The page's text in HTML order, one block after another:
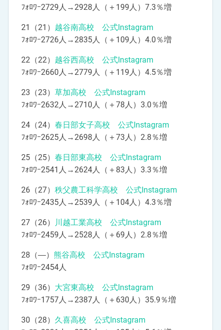
ﾌｫﾛﾜｰ2729人→2928人（＋199人）7.3％増
21（21） 越谷南高校 公式Instagram
ﾌｫﾛﾜｰ2726人→2835人（＋109人）4.0％増
22（22） 越谷西高校 公式Instagram
ﾌｫﾛﾜｰ2660人→2779人（＋119人）4.5％増
23（23） 草加高校 公式Instagram
ﾌｫﾛﾜｰ2632人→2710人（＋78人）3.0％増
24（24） 春日部女子高校 公式Instagram
ﾌｫﾛﾜｰ2625人→2698人（＋73人）2.8％増
25（25） 春日部東高校 公式Instagram
ﾌｫﾛﾜｰ2541人→2624人（＋83人）3.3％増
26（27） 秩父農工科学高校 公式Instagram
ﾌｫﾛﾜｰ2435人→2539人（＋104人）4.3％増
27（26）
川越工業高校 公式Instagram
ﾌｫﾛﾜｰ2459人→2528人（＋69人）2.8％増
28（―） 熊谷高校 公式Instagram
ﾌｫﾛﾜｰ2454人
29（36） 大宮東高校 公式Instagram
ﾌｫﾛﾜｰ1757人→2387人（＋630人）35.9％増
30（28） 久喜高校 公式Instagram